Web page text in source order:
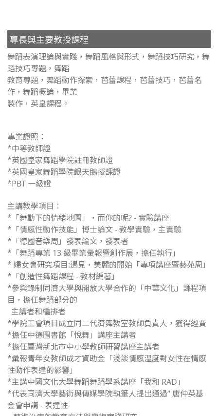
專長與主要教授課程
舞蹈表演理論與實踐，舞蹈風格與形式，舞蹈技巧研究，舞
蹈技巧專題，舞蹈
教育專題，舞蹈動作探索，芭蕾課程，芭蕾技巧，芭蕾名
作，舞蹈概論，畢業
製作，英皇課程。
專業證照：
*中等教師證
*英國皇家舞蹈學院註冊教師證
*英國皇家舞蹈學院銀天鵝授課證
*PBT 一級證
主講教學項目：
*「舞動下的情緒地圖」，而你的呢? - 實驗講座
*「情感性動作技能」博士論文 - 教學實驗，主實驗
*「德國音樂周」發表論文，發表者
*「舞蹈專業 13 級畢業彙報暨創作展，擔任執行」
* 婦女會研究項目:遇見，美麗的開始「專項講座暨藝苑周」
*「創造性舞蹈課程 - 教材編著」
*參與錄制同濟大學與開放大學合作的「中華文化」課程項
目，擔任舞蹈部分的
主講者和編排者
*學院工會項目成立同二代濟舞教室教師負責人，獲得經費
*擔任中德圖書館「悅舞」講座主講者
*擔任臺灣新北市中小學教師研習講座主講者
*彙報青年女教師成才資助金「淺談情感溫度對女性在情感
性動作表達的影響」
*主講中國文化大學舞蹈舞蹈學系講座「我和 RAD」
*代表同濟大學藝術與傳媒學院執筆人提出通過“ 唐仲英基
金會申請 - 表達性